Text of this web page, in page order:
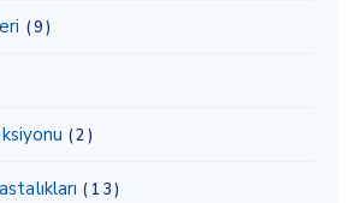
(9)
(2)
(13)